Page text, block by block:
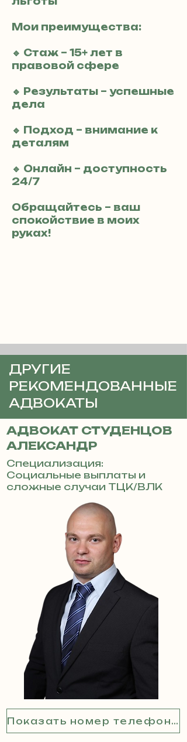
Мои преимущества:
🔹 Стаж – 15+ лет в
правовой сфере
🔹 Результаты – успешные
дела
🔹 Подход – внимание к
деталям
🔹 Онлайн – доступность
24/7
Обращайтесь – ваш
спокойствие в моих
руках!
ДРУГИЕ
РЕКОМЕНДОВАННЫЕ
АДВОКАТЫ
АДВОКАТ СТУДЕНЦОВ
АЛЕКСАНДР
Специализация:
Социальные выплаты и
сложные случаи ТЦК/ВЛК
Показать номер телефона